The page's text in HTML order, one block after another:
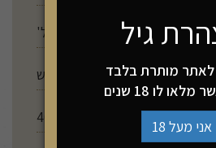
יש
40%
גיל
לאתר מותרת בלבד
לו 18 שנים
אני מעל 18